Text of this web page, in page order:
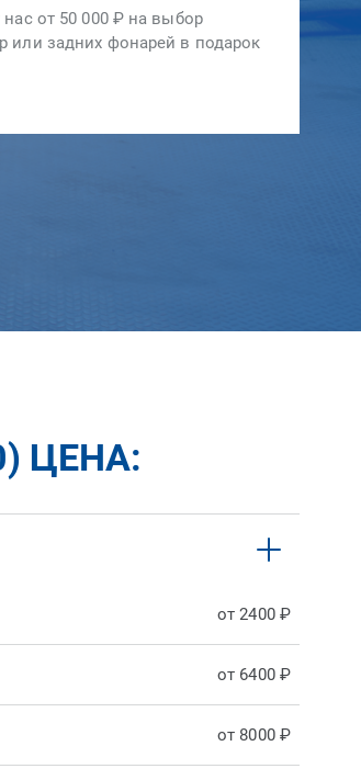
от 50 000 ₽ на выбор
или задних фонарей в подарок
ЦЕНА:
от 2400 ₽
от 6400 ₽
от 8000 ₽